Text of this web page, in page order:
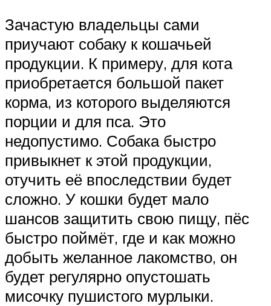
Зачастую владельцы сами
приучают собаку к кошачьей
продукции. К примеру, для кота
приобретается большой пакет
корма, из которого выделяются
порции и для пса. Это
недопустимо. Собака быстро
привыкнет к этой продукции,
отучить её впоследствии будет
сложно. У кошки будет мало
шансов защитить свою пищу, пёс
быстро поймёт, где и как можно
добыть желанное лакомство, он
будет регулярно опустошать
мисочку пушистого мурлыки.